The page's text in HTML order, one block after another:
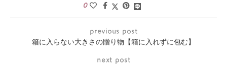
0
previous post
箱に入らない大きさの贈り物【箱に入れずに包む】
next post